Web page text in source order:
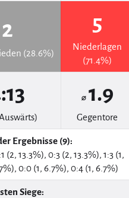
2
(28.6%)
5
Niederlagen
(71.4%)
⌀ 1.9
Gegentore
Ergebnisse (9):
(2, 13.3%), 0:3 (2, 13.3%), 1:3 (1,
0:0 (1, 6.7%), 0:4 (1, 6.7%)
Siege: